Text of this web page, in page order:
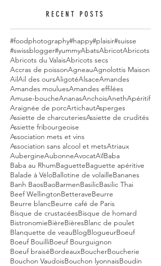
RECENT POSTS
#foodphotography#happy#plaisir#suisse
#swissblogger#yummyAbatsAbricotAbricots
Abricots du ValaisAbricots secs
Accras de poissonAgneauAgnolottis Maison
AilAil des oursAligotéAlsaceAmandes
Amandes mouluesAmandes effilées
Amuse-boucheAnanasAnchoisAnethApéritif
Araignée de porcArtichautAsperges
Assiette de charcuteriesAssiette de crudités
Assiette fribourgeoise
Association mets et vins
Association sans alcool et metsAtriaux
AubergineAubonneAvocatAïlBaba
Baba au RhumBaguetteBaguette apéritive
Balade à VéloBallotine de volailleBananes
Banh BaosBaoBarmenBasilicBasilic Thai
Beef WellingtonBetteraveBeurre
Beurre blancBeurre café de Paris
Bisque de crustacéesBisque de homard
BistronomieBièreBièresBlanc de poulet
Blanquette de veauBlogBlogueurBoeuf
Boeuf BouilliBoeuf Bourguignon
Boeuf braiséBordeauxBoucherBoucherie
Bouchon VaudoisBouchon lyonnaisBoudin